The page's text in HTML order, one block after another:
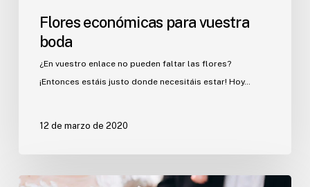
Flores económicas para vuestra
boda
¿En vuestro enlace no pueden faltar las flores?
¡Entonces estáis justo donde necesitáis estar! Hoy…
12 de marzo de 2020
Tradiciones